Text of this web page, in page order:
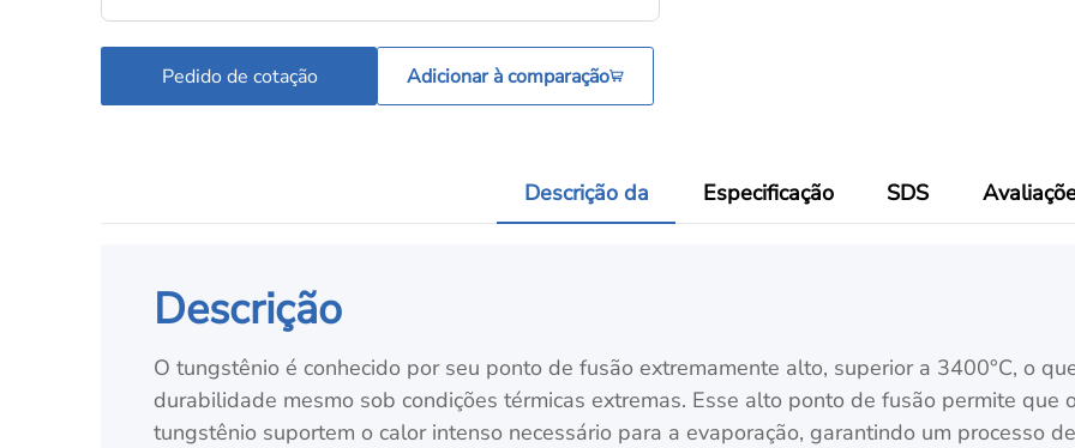
Pedido de cotação Adicionar à comparação
Descrição da Especificação SDS
Descrição
O tungstênio é conhecido por seu ponto de fusão extremamente alto, superior a 3400°C, o
durabilidade mesmo sob condições térmicas extremas. Esse alto ponto de fusão permite que
tungstênio suportem o calor intenso necessário para a evaporação, garantindo um processo